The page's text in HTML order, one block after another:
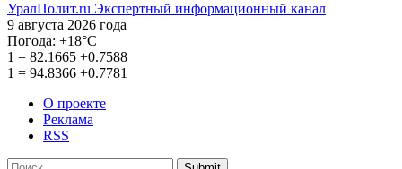
УралПолит.ru Экспертный информационный канал
9 августа 2026 года
Погода: +18°С
1 = 82.1665 +0.7588
1 = 94.8366 +0.7781
О проекте
Реклама
RSS